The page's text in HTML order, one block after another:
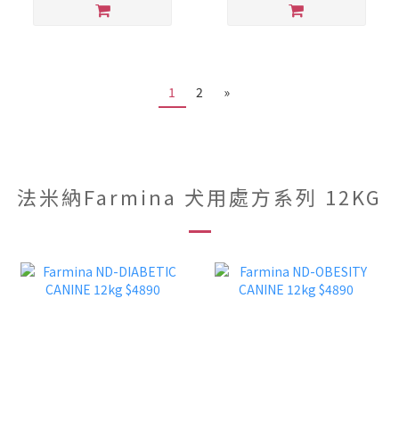
1 2 »
法米納Farmina 犬用處方系列 12KG